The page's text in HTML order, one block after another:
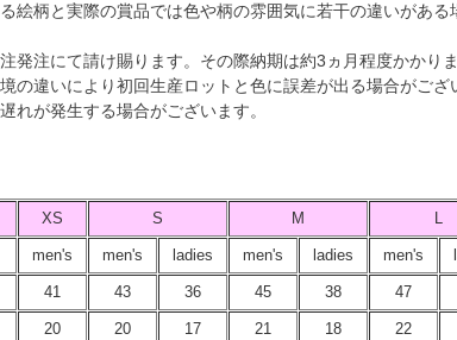
絵柄と実際の賞品では色や柄の雰囲気に若干の違いがある
発注にて請け賜ります。その際納期は約3ヵ月程度かかりま
の違いにより初回生産ロットと色に誤差が出る場合がござ
れが発生する場合がございます。
XS S M L
men's men's ladies men's ladies men's
41 43 36 45 38 47
20 20 17 21 18 22